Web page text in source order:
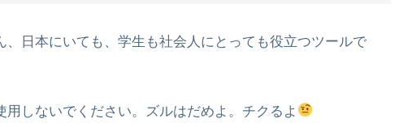
日本にいても、学生も社会人にとっても役立つツールで
しないでください。ズルはだめよ。チクるよ